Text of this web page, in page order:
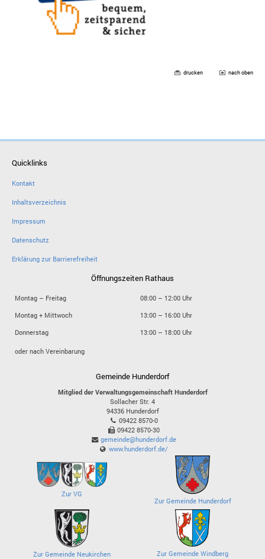
drucken nach oben
Quicklinks
Kontakt
Inhaltsverzeichnis
Impressum
Datenschutz
Erklärung zur Barrierefreiheit
Öffnungszeiten Rathaus
Montag – Freitag
08:00 – 12:00 Uhr
Montag + Mittwoch
13:00 – 16:00 Uhr
Donnerstag
13:00 – 18:00 Uhr
oder nach Vereinbarung
Gemeinde Hunderdorf
Mitglied der Verwaltungsgemeinschaft Hunderdorf
Sollacher Str. 4
94336 Hunderdorf
09422 8570-0
09422 8570-30
gemeinde@hunderdorf.de
www.hunderdorf.de/
Zur VG
Zur Gemeinde Hunderdorf
Zur Gemeinde Neukirchen Zur Gemeinde Windberg